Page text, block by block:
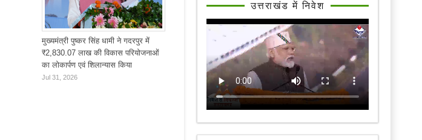
मुख्यमंत्री पुष्कर सिंह धामी ने गदरपुर में
₹2,830.07 लाख की विकास परियोजनाओं
का लोकार्पण एवं शिलान्यास किया
Jul 31, 2026
उत्तराखंड में निवेश